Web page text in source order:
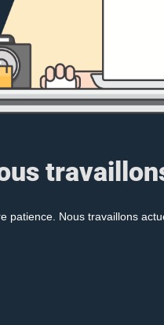
patience. Nous travaillons